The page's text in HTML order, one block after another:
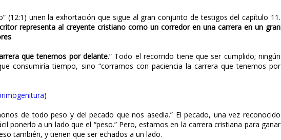
(12:1) unen la exhortación que sigue al gran conjunto de testigos del capítulo 11.
representa al creyente cristiano como un corredor en una carrera en un gran
.
que tenemos por delante.” Todo el recorrido tiene que ser cumplido; ningún
consumiría tiempo, sino “corramos con paciencia la carrera que tenemos por
)
de todo peso y del pecado que nos asedia.” El pecado, una vez reconocido
ponerlo a un lado que el “peso.” Pero, estamos en la carrera cristiana para ganar
también, y tienen que ser echados a un lado.